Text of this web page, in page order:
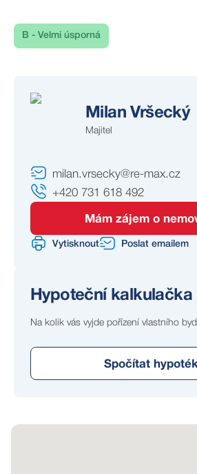
PVC oplocení pouze mezi
upravený terén kolem domu i na
B - Velmi úsporná
Milan Vršecký
Majitel
milan.vrsecky@re-max.cz
+420 731 618 492
Mám zájem o
Vytisknout Poslat emailem
Hypoteční kalkulačka
Na kolik vás vyjde pořízení vlastního
Spočítat